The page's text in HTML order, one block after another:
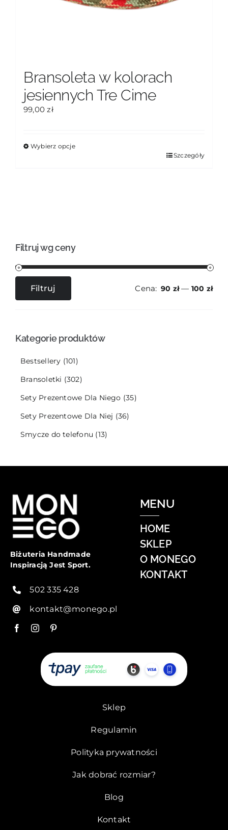
Bransoleta w kolorach
jesiennych Tre Cime
99,00zł
Wybierz opcje
na
produktu
Szczegóły
Filtruj wg ceny
Cena
CenaFiltruj Cena: 90 zł— 100 zł
Kategorie produktów
Bestsellery (101)
Bransoletki (302)
Sety Prezentowe Dla Niego (35)
Sety Prezentowe Dla Niej (36)
Smycze do telefonu (13)
Biżuteria Handmade
Inspiracją Jest Sport.
502 335 428
kontakt@monego.pl
MENU
HOME
SKLEP
O MONEGO
KONTAKT
Sklep
Regulamin
Polityka prywatności
Jak dobrać rozmiar?
Blog
Kontakt